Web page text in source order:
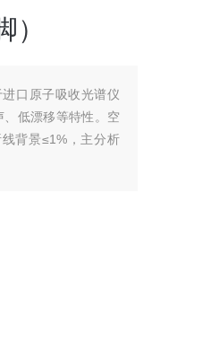
口原子吸收光谱仪
低漂移等特性。空
背景≤1%，主分析